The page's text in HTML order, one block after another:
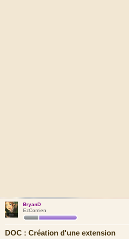
BryanD
EzComien
DOC : Création d'une extension